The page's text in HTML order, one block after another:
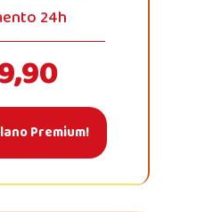
24h
Premium!